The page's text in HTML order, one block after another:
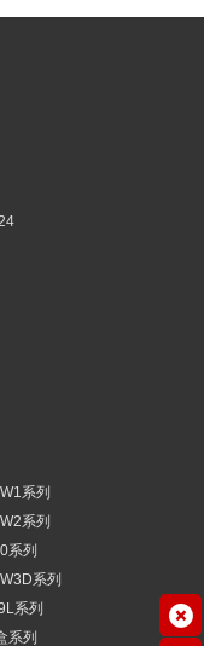
系列
系列
系列
系列
系列
系列